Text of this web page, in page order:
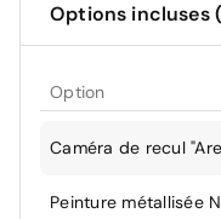
Options incluses
Option
Caméra de recul
Peinture métallisée